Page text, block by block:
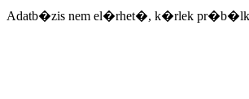
Adatb�zis nem el�rhet�, k�rlek